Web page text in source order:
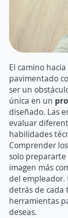
El camino
pavimentado
ser un
única en un
diseñado. Las
evaluar
habilidades
Comprender
solo
imagen más
del empleador.
detrás de
herramientas
deseas.